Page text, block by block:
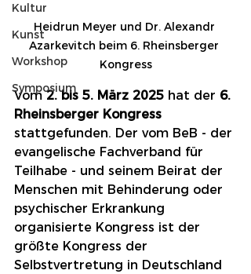
Kultur
Kunst
Workshop
Symposium
Heidrun Meyer und Dr. Alexandr
Azarkevitch beim 6. Rheinsberger
Kongress
Vom 2. bis 5. März 2025 hat der 6.
Rheinsberger Kongress
stattgefunden. Der vom BeB - der
evangelische Fachverband für
Teilhabe - und seinem Beirat der
Menschen mit Behinderung oder
psychischer Erkrankung
organisierte Kongress ist der
größte Kongress der
Selbstvertretung in Deutschland